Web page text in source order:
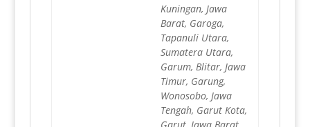
Kuningan, Jawa
Barat, Garoga,
Tapanuli Utara,
Sumatera Utara,
Garum, Blitar, Jawa
Timur, Garung,
Wonosobo, Jawa
Tengah, Garut Kota,